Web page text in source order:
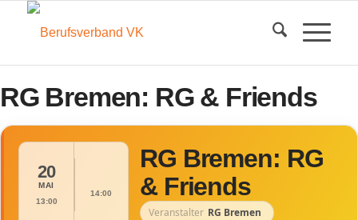
RG Bremen: RG & Friends
20
MAI
13:00
14:00
RG Bremen: RG
& Friends
Veranstalter RG Bremen